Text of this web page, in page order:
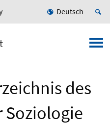
Deutsch
des